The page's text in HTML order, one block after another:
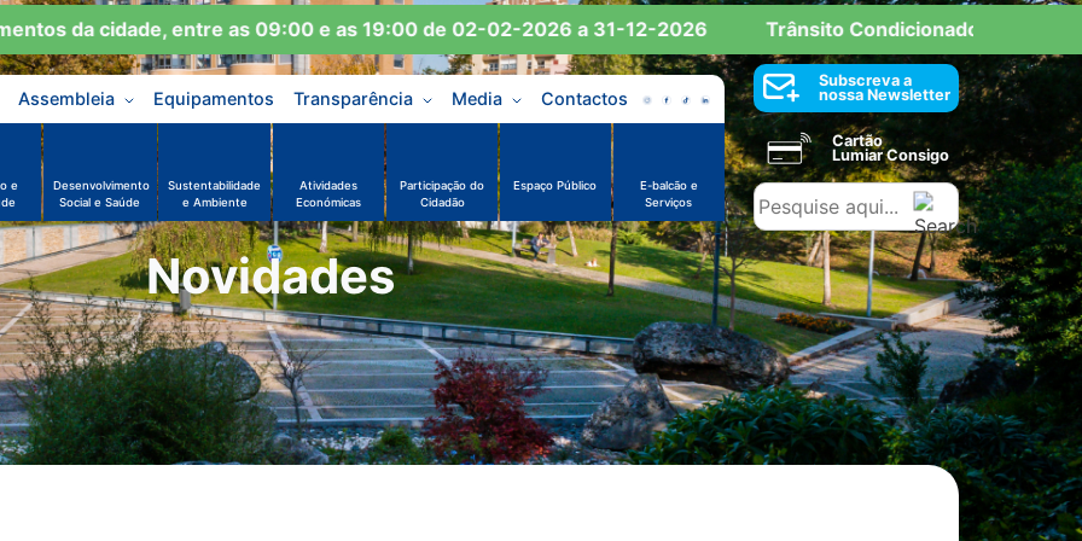
da cidade, entre as 09:00 e as 19:00 de 02-02-2026 a 31-12-2026 Trânsito Condicionado: Reserva
Assembleia Equipamentos Transparência Media Contactos
e
Desenvolvimento
Social e Saúde
Sustentabilidade
e Ambiente
Atividades
Económicas
Participação do
Cidadão
Espaço Público
E-balcão e
Serviços
Subscreva a
nossa Newsletter
Cartão
Lumiar Consigo
Novidades